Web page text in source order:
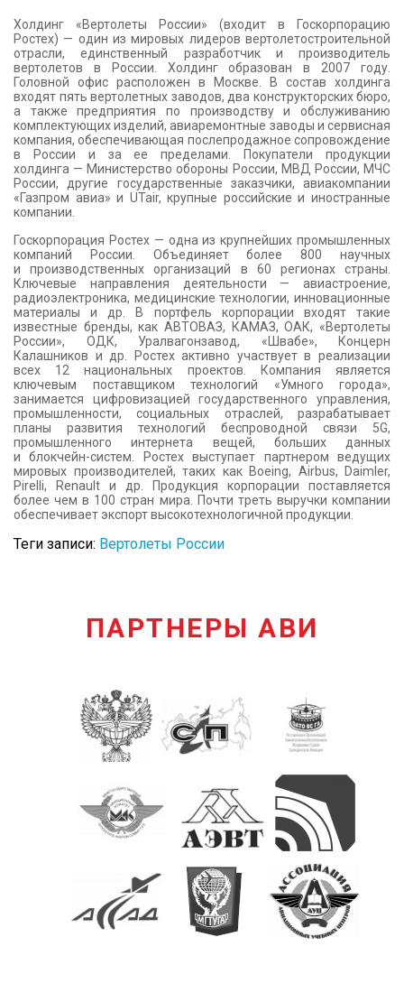
Холдинг «Вертолеты России» (входит в Госкорпорацию
Ростех) — один из мировых лидеров вертолетостроительной
отрасли, единственный разработчик и производитель
вертолетов в России. Холдинг образован в 2007 году.
Головной офис расположен в Москве. В состав холдинга
входят пять вертолетных заводов, два конструкторских бюро,
а также предприятия по производству и обслуживанию
комплектующих изделий, авиаремонтные заводы и сервисная
компания, обеспечивающая послепродажное сопровождение
в России и за ее пределами. Покупатели продукции
холдинга — Министерство обороны России, МВД России, МЧС
России, другие государственные заказчики, авиакомпании
«Газпром авиа» и UTair, крупные российские и иностранные
компании.
Госкорпорация Ростех — одна из крупнейших промышленных
компаний России. Объединяет более 800 научных
и производственных организаций в 60 регионах страны.
Ключевые направления деятельности — авиастроение,
радиоэлектроника, медицинские технологии, инновационные
материалы и др. В портфель корпорации входят такие
известные бренды, как АВТОВАЗ, КАМАЗ, ОАК, «Вертолеты
России», ОДК, Уралвагонзавод, «Швабе», Концерн
Калашников и др. Ростех активно участвует в реализации
всех 12 национальных проектов. Компания является
ключевым поставщиком технологий «Умного города»,
занимается цифровизацией государственного управления,
промышленности, социальных отраслей, разрабатывает
планы развития технологий беспроводной связи 5G,
промышленного интернета вещей, больших данных
и блокчейн-систем. Ростех выступает партнером ведущих
мировых производителей, таких как Boeing, Airbus, Daimler,
Pirelli, Renault и др. Продукция корпорации поставляется
более чем в 100 стран мира. Почти треть выручки компании
обеспечивает экспорт высокотехнологичной продукции.
Теги записи: Вертолеты России
ПАРТНЕРЫ АВИ